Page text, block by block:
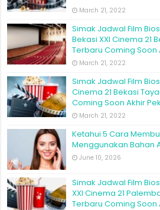
March 21, 2022
Simak Jadwal Film
Bekasi XXI Cinema 21
Terbaru Coming Soon
March 21, 2022
Simak Jadwal Film
Cinema 21 Bekasi
Coming Soon Akhir
March 21, 2022
Ketahui 5 Cara
Menggunakan Bahan
June 10, 2026
Simak Jadwal Film
XXI Cinema 21
Terbaru Coming Soon